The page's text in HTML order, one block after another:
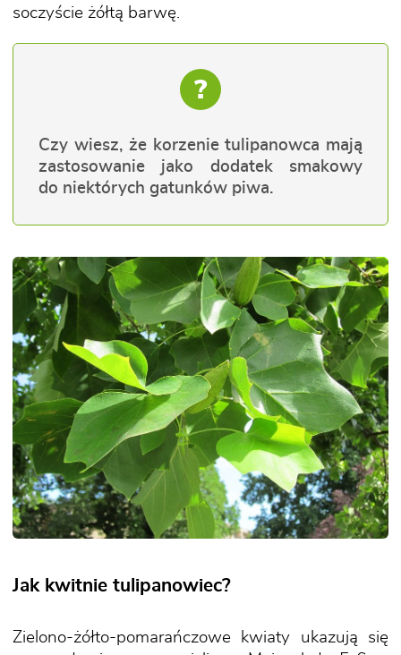
soczyście żółtą barwę.
?
Czy wiesz, że korzenie tulipanowca mają
zastosowanie jako dodatek smakowy
do niektórych gatunków piwa.
Jak kwitnie tulipanowiec?
Zielono-żółto-pomarańczowe kwiaty ukazują się